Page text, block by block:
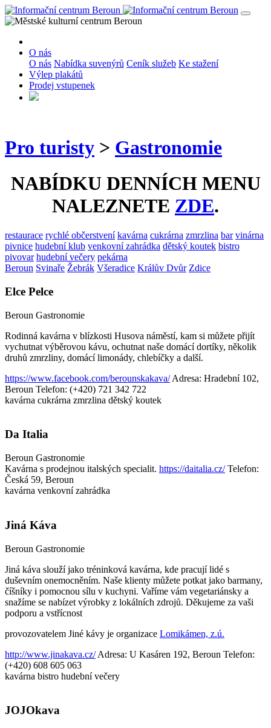
O nás
O nás Nabídka suvenýrů Ceník služeb Ke stažení
Výlep plakátů
Prodej vstupenek
Pro turisty > Gastronomie
NABÍDKU DENNÍCH MENU
NALEZNETE ZDE.
restaurace rychlé občerstvení kavárna cukrárna zmrzlina bar vinárna
pivnice hudební klub venkovní zahrádka dětský koutek bistro
pivovar hudební večery pekárna
Beroun Svinaře Žebrák Všeradice Králův Dvůr Zdice
Elce Pelce
Beroun Gastronomie
Rodinná kavárna v blízkosti Husova náměstí, kam si můžete přijít
vychutnat výběrovou kávu, ochutnat naše domácí dortíky, několik
druhů zmrzliny, domácí limonády, chlebíčky a další.
https://www.facebook.com/berounskakava/ Adresa: Hradební 102,
Beroun Telefon: (+420) 721 342 722
kavárna cukrárna zmrzlina dětský koutek
Da Italia
Beroun Gastronomie
Kavárna s prodejnou italských specialit. https://daitalia.cz/ Telefon:
Česká 59, Beroun
kavárna venkovní zahrádka
Jiná Káva
Beroun Gastronomie
Jiná káva slouží jako tréninková kavárna, kde pracují lidé s
duševním onemocněním. Naše klienty můžete potkat jako barmany,
číšníky i pomocnou sílu v kuchyni. Vaříme vám vegetariánsky a
snažíme se nabízet výrobky z lokálních zdrojů. Děkujeme za vaši
podporu a vstřícnost
provozovatelem Jiné kávy je organizace Lomikámen, z.ú.
http://www.jinakava.cz/ Adresa: U Kasáren 192, Beroun Telefon:
(+420) 608 605 063
kavárna bistro hudební večery
JOJOkava